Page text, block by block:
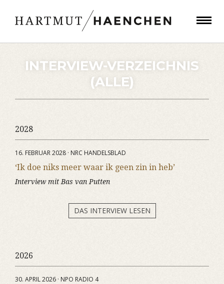
INTERVIEW-VERZEICHNIS
(ALLE)
2028
16. FEBRUAR 2028 · NRC HANDELSBLAD
‘Ik doe niks meer waar ik geen zin in heb’
Interview mit Bas van Putten
DAS INTERVIEW LESEN
2026
30. APRIL 2026 · NPO RADIO 4